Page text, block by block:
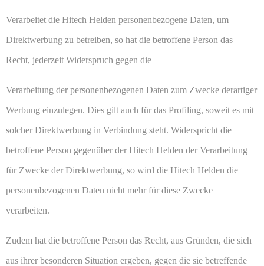
Verarbeitet die Hitech Helden personenbezogene Daten, um
Direktwerbung zu betreiben, so hat die betroffene Person das
Recht, jederzeit Widerspruch gegen die
Verarbeitung der personenbezogenen Daten zum Zwecke derartiger
Werbung einzulegen. Dies gilt auch für das Profiling, soweit es mit
solcher Direktwerbung in Verbindung steht. Widerspricht die
betroffene Person gegenüber der Hitech Helden der Verarbeitung
für Zwecke der Direktwerbung, so wird die Hitech Helden die
personenbezogenen Daten nicht mehr für diese Zwecke
verarbeiten.
Zudem hat die betroffene Person das Recht, aus Gründen, die sich
aus ihrer besonderen Situation ergeben, gegen die sie betreffende